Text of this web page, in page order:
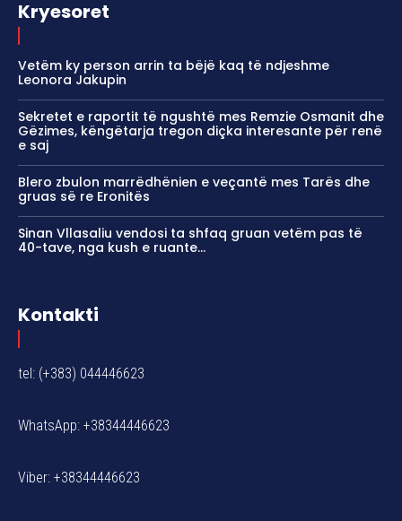
Kryesoret
Vetëm ky person arrin ta bëjë kaq të ndjeshme
Leonora Jakupin
Sekretet e raportit të ngushtë mes Remzie Osmanit dhe
Gëzimes, këngëtarja tregon diçka interesante për renë
e saj
Blero zbulon marrëdhënien e veçantë mes Tarës dhe
gruas së re Eronitës
Sinan Vllasaliu vendosi ta shfaq gruan vetëm pas të
40-tave, nga kush e ruante…
Kontakti
tel: (+383) 044446623
WhatsApp: +38344446623
Viber: +38344446623